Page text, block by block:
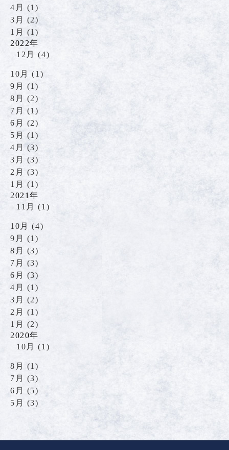
4月 (1)
3月 (2)
1月 (1)
2022年
12月 (4)
10月 (1)
9月 (1)
8月 (2)
7月 (1)
6月 (2)
5月 (1)
4月 (3)
3月 (3)
2月 (3)
1月 (1)
2021年
11月 (1)
10月 (4)
9月 (1)
8月 (3)
7月 (3)
6月 (3)
4月 (1)
3月 (2)
2月 (1)
1月 (2)
2020年
10月 (1)
8月 (1)
7月 (3)
6月 (5)
5月 (3)